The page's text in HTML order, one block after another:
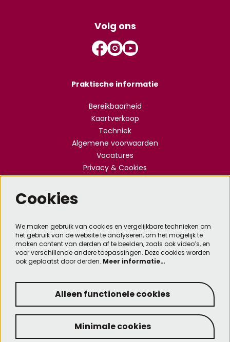
Volg ons
Praktische informatie
Bereikbaarheid
Kaartverkoop
Techniek
Algemene voorwaarden
Vacatures
Privacy & Cookies
Meld je aan voor de nieuwsbrief
Aanmelden
Deze site wordt beschermd door reCAPTCHA, dataverwerking gebeurt in overeenstemming met
Cookies
We maken gebruik van cookies en vergelijkbare technieken om
het gebruik van de website te analyseren, om het mogelijk te
maken content van derden af te beelden, zoals ook video’s, en
voor verschillende andere toepassingen. Deze cookies worden
ook geplaatst door derden. Meer informatie…
Alleen functionele cookies
Minimale cookies